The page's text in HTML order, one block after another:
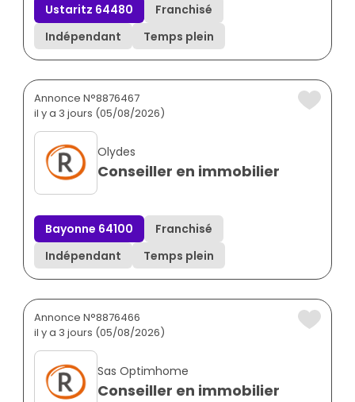
Ustaritz 64480
Franchisé
Indépendant
Temps plein
Annonce N°8876467
il y a 3 jours (05/08/2026)
Olydes
Conseiller en immobilier
Bayonne 64100
Franchisé
Indépendant
Temps plein
Annonce N°8876466
il y a 3 jours (05/08/2026)
Sas Optimhome
Conseiller en immobilier